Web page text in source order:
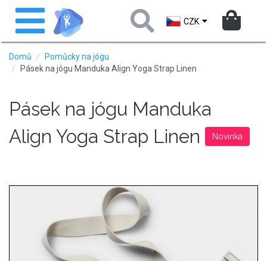
Přejít
hlavnímu
obsahu
Toggle
navigation
CZK
Domů
Pomůcky na jógu
Pásek na jógu Manduka Align Yoga Strap Linen
Pásek na jógu Manduka
Align Yoga Strap Linen
Novinka